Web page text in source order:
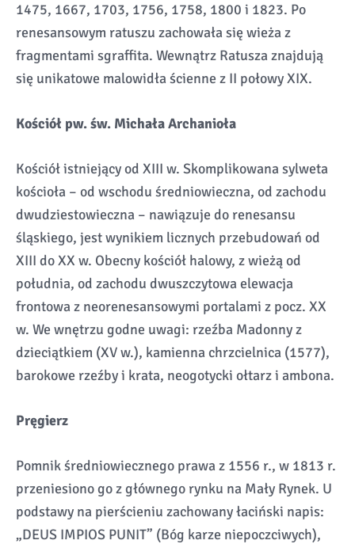
1475, 1667, 1703, 1756, 1758, 1800 i 1823. Po
renesansowym ratuszu zachowała się wieża z
fragmentami sgraffita. Wewnątrz Ratusza znajdują
się unikatowe malowidła ścienne z II połowy XIX.
Kościół pw. św. Michała Archanioła
Kościół istniejący od XIII w. Skomplikowana sylweta
kościoła – od wschodu średniowieczna, od zachodu
dwudziestowieczna – nawiązuje do renesansu
śląskiego, jest wynikiem licznych przebudowań od
XIII do XX w. Obecny kościół halowy, z wieżą od
południa, od zachodu dwuszczytowa elewacja
frontowa z neorenesansowymi portalami z pocz. XX
w. We wnętrzu godne uwagi: rzeźba Madonny z
dzieciątkiem (XV w.), kamienna chrzcielnica (1577),
barokowe rzeźby i krata, neogotycki ołtarz i ambona.
Pręgierz
Pomnik średniowiecznego prawa z 1556 r., w 1813 r.
przeniesiono go z głównego rynku na Mały Rynek. U
podstawy na pierścieniu zachowany łaciński napis:
„DEUS IMPIOS PUNIT” (Bóg karze niepoczciwych),